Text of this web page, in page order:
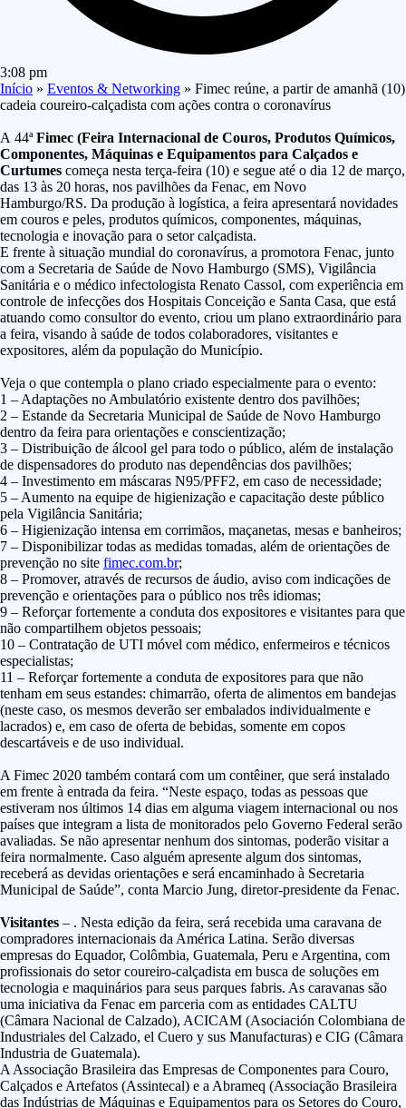
3:08 pm
Início » Eventos & Networking » Fimec reúne, a partir de amanhã (10)
cadeia coureiro-calçadista com ações contra o coronavírus
A 44ªFimec (Feira Internacional de Couros, Produtos Químicos,
Componentes, Máquinas e Equipamentos para Calçados e
Curtumes começa nesta terça-feira (10) e segue até o dia 12 de março,
das 13 às 20 horas, nos pavilhões da Fenac, em Novo
Hamburgo/RS. Da produção à logística, a feira apresentará novidades
em couros e peles, produtos químicos, componentes, máquinas,
tecnologia e inovação para o setor calçadista.
E frente à situação mundial do coronavírus, a promotora Fenac, junto
com a Secretaria de Saúde de Novo Hamburgo (SMS), Vigilância
Sanitária e o médico infectologista Renato Cassol, com experiência em
controle de infecções dos Hospitais Conceição e Santa Casa, que está
atuando como consultor do evento, criou um plano extraordinário para
a feira, visando à saúde de todos colaboradores, visitantes e
expositores, além da população do Município.
Veja o que contempla o plano criado especialmente para o evento:
1 – Adaptações no Ambulatório existente dentro dos pavilhões;
2 – Estande da Secretaria Municipal de Saúde de Novo Hamburgo
dentro da feira para orientações e conscientização;
3 – Distribuição de álcool gel para todo o público, além de instalação
de dispensadores do produto nas dependências dos pavilhões;
4 – Investimento em máscaras N95/PFF2, em caso de necessidade;
5 – Aumento na equipe de higienização e capacitação deste público
pela Vigilância Sanitária;
6 – Higienização intensa em corrimãos, maçanetas, mesas e banheiros;
7 – Disponibilizar todas as medidas tomadas, além de orientações de
prevenção no site fimec.com.br;
8 – Promover, através de recursos de áudio, aviso com indicações de
prevenção e orientações para o público nos três idiomas;
9 – Reforçar fortemente a conduta dos expositores e visitantes para que
não compartilhem objetos pessoais;
10 – Contratação de UTI móvel com médico, enfermeiros e técnicos
especialistas;
11 – Reforçar fortemente a conduta de expositores para que não
tenham em seus estandes: chimarrão, oferta de alimentos em bandejas
(neste caso, os mesmos deverão ser embalados individualmente e
lacrados) e, em caso de oferta de bebidas, somente em copos
descartáveis e de uso individual.
A Fimec 2020 também contará com um contêiner, que será instalado
em frente à entrada da feira. “Neste espaço, todas as pessoas que
estiveram nos últimos 14 dias em alguma viagem internacional ou nos
países que integram a lista de monitorados pelo Governo Federal serão
avaliadas. Se não apresentar nenhum dos sintomas, poderão visitar a
feira normalmente. Caso alguém apresente algum dos sintomas,
receberá as devidas orientações e será encaminhado à Secretaria
Municipal de Saúde”, conta Marcio Jung, diretor-presidente da Fenac.
Visitantes – . Nesta edição da feira, será recebida uma caravana de
compradores internacionais da América Latina. Serão diversas
empresas do Equador, Colômbia, Guatemala, Peru e Argentina, com
profissionais do setor coureiro-calçadista em busca de soluções em
tecnologia e maquinários para seus parques fabris. As caravanas são
uma iniciativa da Fenac em parceria com as entidades CALTU
(Câmara Nacional de Calzado), ACICAM (Asociación Colombiana de
Industriales del Calzado, el Cuero y sus Manufacturas) e CIG (Câmara
Industria de Guatemala).
A Associação Brasileira das Empresas de Componentes para Couro,
Calçados e Artefatos (Assintecal) e a Abrameq (Associação Brasileira
das Indústrias de Máquinas e Equipamentos para os Setores do Couro,